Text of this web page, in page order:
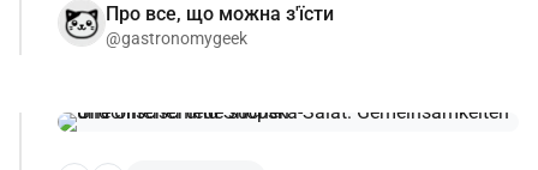
Про все, що можна з'їсти
@gastronomygeek